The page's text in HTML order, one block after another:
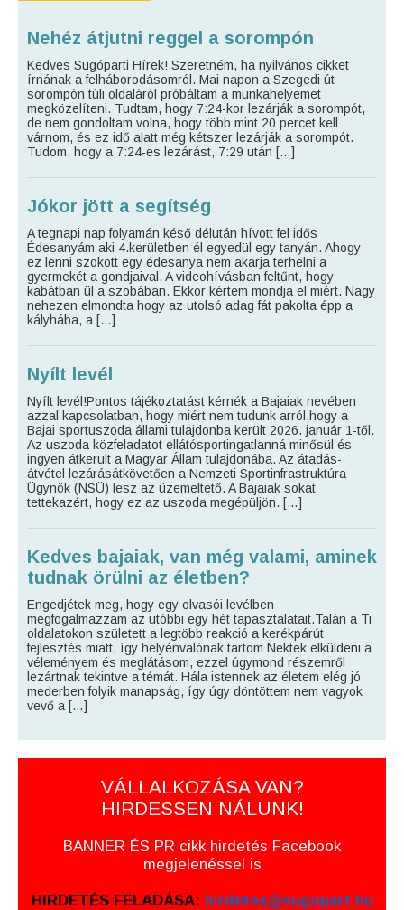
Nehéz átjutni reggel a sorompón
Kedves Sugóparti Hírek! Szeretném, ha nyilvános cikket
írnának a felháborodásomról. Mai napon a Szegedi út
sorompón túli oldaláról próbáltam a munkahelyemet
megközelíteni. Tudtam, hogy 7:24-kor lezárják a sorompót,
de nem gondoltam volna, hogy több mint 20 percet kell
várnom, és ez idő alatt még kétszer lezárják a sorompót.
Tudom, hogy a 7:24-es lezárást, 7:29 után […]
Jókor jött a segítség
A tegnapi nap folyamán késő délután hívott fel idős
Édesanyám aki 4.kerületben él egyedül egy tanyán. Ahogy
ez lenni szokott egy édesanya nem akarja terhelni a
gyermekét a gondjaival. A videohívásban feltűnt, hogy
kabátban ül a szobában. Ekkor kértem mondja el miért. Nagy
nehezen elmondta hogy az utolsó adag fát pakolta épp a
kályhába, a […]
Nyílt levél
Nyílt levél!Pontos tájékoztatást kérnék a Bajaiak nevében
azzal kapcsolatban, hogy miért nem tudunk arról,hogy a
Bajai sportuszoda állami tulajdonba került 2026. január 1-től.
Az uszoda közfeladatot ellátósportingatlanná minősül és
ingyen átkerült a Magyar Állam tulajdonába. Az átadás-
átvétel lezárásátkövetően a Nemzeti Sportinfrastruktúra
Ügynök (NSÜ) lesz az üzemeltető. A Bajaiak sokat
tettekazért, hogy ez az uszoda megépüljön. […]
Kedves bajaiak, van még valami, aminek
tudnak örülni az életben?
Engedjétek meg, hogy egy olvasói levélben
megfogalmazzam az utóbbi egy hét tapasztalatait.Talán a Ti
oldalatokon született a legtöbb reakció a kerékpárút
fejlesztés miatt, így helyénvalónak tartom Nektek elküldeni a
véleményem és meglátásom, ezzel úgymond részemről
lezártnak tekintve a témát. Hála istennek az életem elég jó
mederben folyik manapság, így úgy döntöttem nem vagyok
vevő a […]
VÁLLALKOZÁSA VAN?
HIRDESSEN NÁLUNK!
BANNER ÉS PR cikk hirdetés Facebook
megjelenéssel is
HIRDETÉS FELADÁSA: hirdetes@sugopart.hu